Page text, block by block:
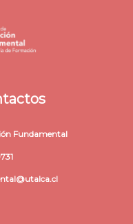
Fundamental